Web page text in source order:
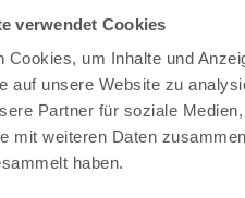
verwendet Cookies
Cookies, um Inhalte und
auf unsere Website zu
Partner für soziale
mit weiteren Daten
haben.